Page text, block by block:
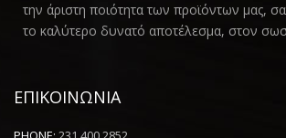
την άριστη ποιότητα των προϊόντων μας,
το καλύτερο δυνατό αποτέλεσμα, στον
ΕΠΙΚΟΙΝΩΝΙΑ